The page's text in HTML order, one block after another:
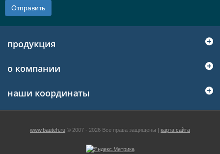
Отправить
продукция
о компании
наши координаты
www.bauteh.ru © 2007 - 2026 Все права защищены | карта сайта